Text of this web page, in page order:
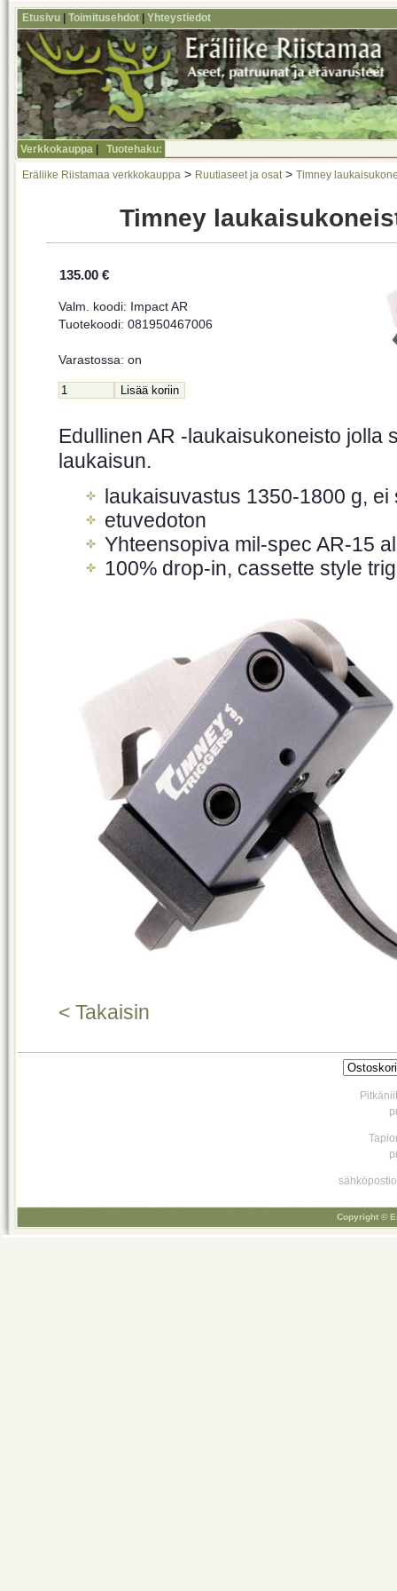
Etusivu Toimitusehdot Yhteystiedot
Verkkokauppa Tuotehaku:
Eräliike Riistamaa verkkokauppa > Ruutiaseet ja osat > Timney
Timney
135.00 €
Valm. koodi: Impact AR
Tuotekoodi: 081950467006
Varastossa: on
Edullinen AR -laukaisukoneisto jolla
laukaisun.
laukaisuvastus 1350-1800 g,
etuvedoton
Yhteensopiva mil-spec AR-15
100% drop-in, cassette style
< Takaisin
Copyright ©